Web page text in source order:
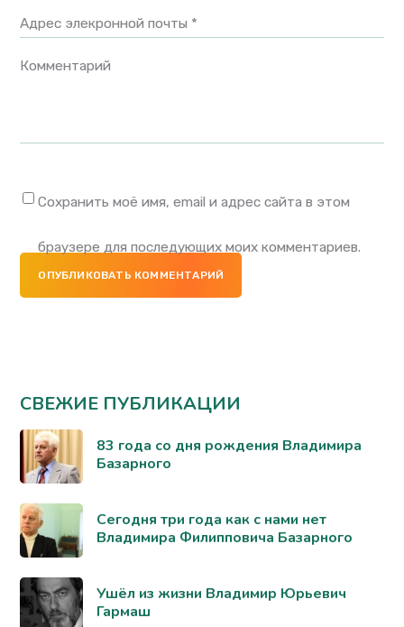
Адрес элекронной почты *
Комментарий
Сохранить моё имя, email и адрес сайта в этом
браузере для последующих моих комментариев.
ОПУБЛИКОВАТЬ КОММЕНТАРИЙ
СВЕЖИЕ ПУБЛИКАЦИИ
83 года со дня рождения Владимира
Базарного
Сегодня три года как с нами нет
Владимира Филипповича Базарного
Ушёл из жизни Владимир Юрьевич
Гармаш